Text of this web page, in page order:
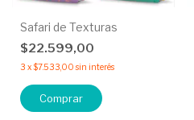
Safari de Texturas
$22.599,00
3 x$7.533,00 sin interés
Comprar